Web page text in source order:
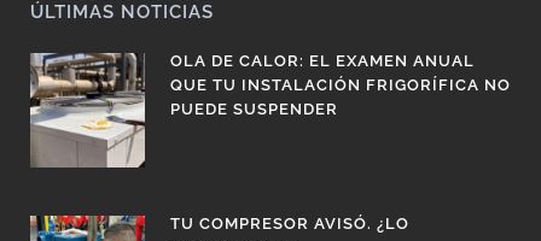
ÚLTIMAS NOTICIAS
OLA DE CALOR: EL EXAMEN ANUAL
QUE TU INSTALACIÓN FRIGORÍFICA NO
PUEDE SUSPENDER
TU COMPRESOR AVISÓ. ¿LO